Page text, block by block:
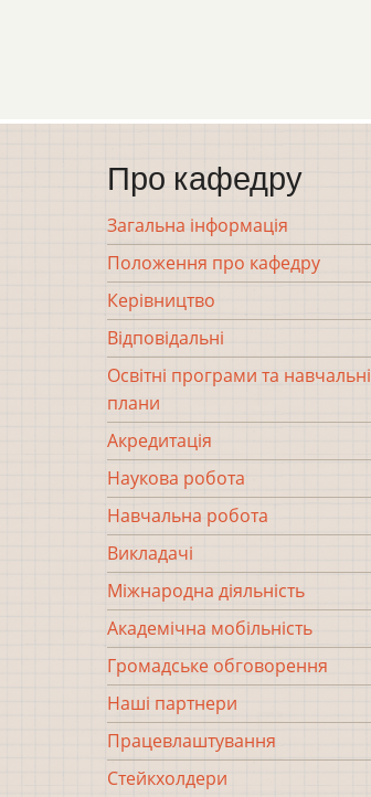
Про кафедру
Загальна інформація
Положення про кафедру
Керівництво
Відповідальні
Освітні програми та навчальні
плани
Акредитація
Наукова робота
Навчальна робота
Викладачі
Міжнародна діяльність
Академічна мобільність
Громадське обговорення
Наші партнери
Працевлаштування
Стейкхолдери